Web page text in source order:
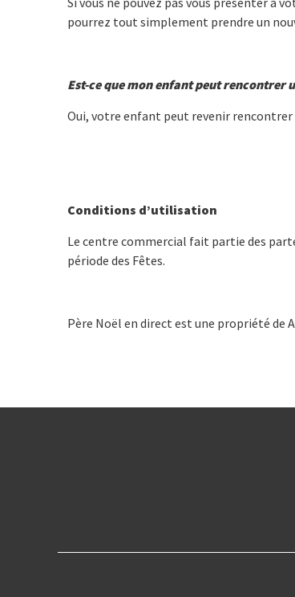
pourrez tout simplement prendre un
Est-ce que mon enfant peut rencontrer
Oui, votre enfant peut revenir rencontrer
Conditions d’utilisation
Le centre commercial fait partie des
période des Fêtes.
Père Noël en direct est une propriété de